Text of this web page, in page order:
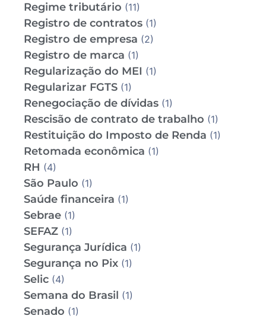
Regime tributário (11)
Registro de contratos (1)
Registro de empresa (2)
Registro de marca (1)
Regularização do MEI (1)
Regularizar FGTS (1)
Renegociação de dívidas (1)
Rescisão de contrato de trabalho (1)
Restituição do Imposto de Renda (1)
Retomada econômica (1)
RH (4)
São Paulo (1)
Saúde financeira (1)
Sebrae (1)
SEFAZ (1)
Segurança Jurídica (1)
Segurança no Pix (1)
Selic (4)
Semana do Brasil (1)
Senado (1)